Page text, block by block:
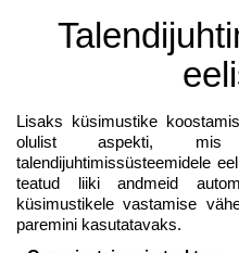
Lisaks küsimustike
olulist aspekti, mis
talendijuhtimissüsteemidele
teatud liiki andmeid
küsimustikele vastamise
paremini kasutatavaks.